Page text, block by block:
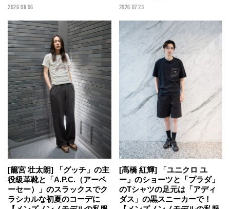
2026.08.06 2026.07.23
[籠宮 壮太朗] 「グッチ」の主
役級革靴と「A.P.C.（アーペ
ーセー）」のスラックスでク
ラシカルな初夏のコーデに
[髙橋 紅輝] 「ユニクロ ユ
ー」のショーツと「プラダ」
のTシャツの足元は「アディ
ダス」の黒スニーカーで！